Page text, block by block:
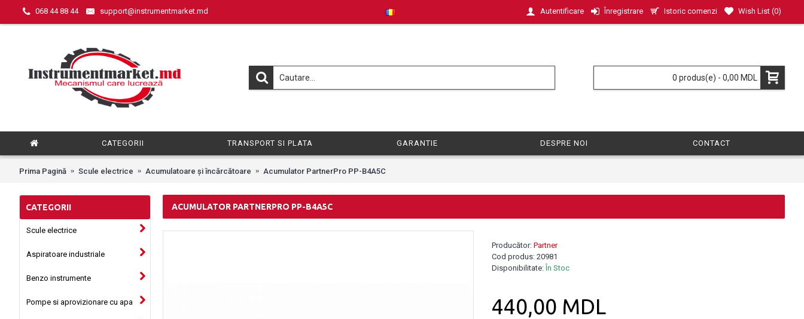
068 44 88 44 support@instrumentmarket.md Autentificare Înregistrare Istoric comenzi Wish List (0)
0 produs(e) - 0,00 MDL
CATEGORII TRANSPORT SI PLATA GARANTIE DESPRE NOI CONTACT
Prima Pagină Scule electrice Acumulatoare și încărcătoare Acumulator PartnerPro PP-B4A5C
CATEGORII
Scule electrice
Aspiratoare industriale
Benzo instrumente
Pompe si aprovizionare cu apa
ACUMULATOR PARTNERPRO PP-B4A5C
Producător: Partner
Cod produs: 20981
Disponibilitate: În Stoc
440,00 MDL